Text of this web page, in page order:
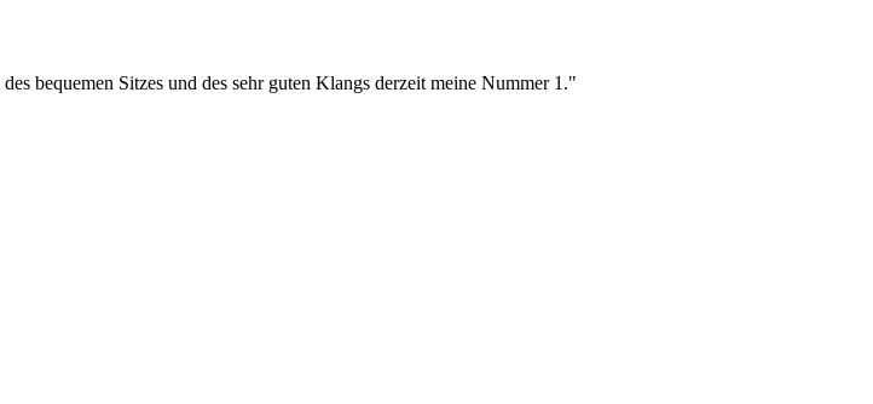
bequemen Sitzes und des sehr guten Klangs derzeit meine Nummer 1."